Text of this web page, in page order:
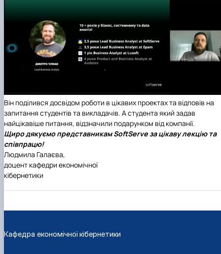
Він поділився досвідом роботи в цікавих проектах та відповів на
запитання студентів та викладачів. А студента який задав
найцікавіше питання, відзначили подарунком від компанії.
Щиро дякуємо представникам SoftServe за цікаву лекцію та
співпрацю!
Людмила Галаєва,
доцент кафедри економічної
кібернетики
Кафедра економічної кібернетики